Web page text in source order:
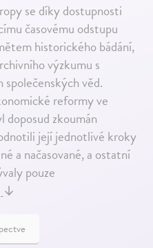
se díky dostupnosti
časovému odstupu
historického bádání,
výzkumu s
věd.
reformy ve
doposud zkoumán
její jednotlivé kroky
a načasované, a ostatní
pouze
↓